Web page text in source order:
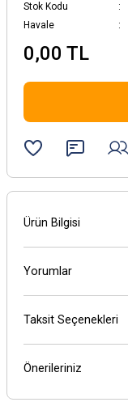
Stok Kodu
Havale
0,00 TL
Ürün Bilgisi
Yorumlar
Taksit Seçenekleri
Önerileriniz